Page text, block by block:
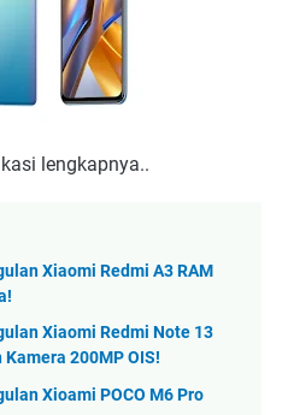
lengkapnya..
Xiaomi Redmi A3 RAM
Xiaomi Redmi Note 13
200MP OIS!
Xioami POCO M6 Pro